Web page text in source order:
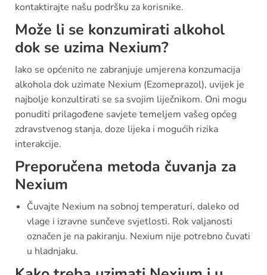
kontaktirajte našu podršku za korisnike.
Može li se konzumirati alkohol
dok se uzima Nexium?
Iako se općenito ne zabranjuje umjerena konzumacija
alkohola dok uzimate Nexium (Ezomeprazol), uvijek je
najbolje konzultirati se sa svojim liječnikom. Oni mogu
ponuditi prilagođene savjete temeljem vašeg općeg
zdravstvenog stanja, doze lijeka i mogućih rizika
interakcije.
Preporučena metoda čuvanja za
Nexium
Čuvajte Nexium na sobnoj temperaturi, daleko od
vlage i izravne sunčeve svjetlosti. Rok valjanosti
označen je na pakiranju. Nexium nije potrebno čuvati
u hladnjaku.